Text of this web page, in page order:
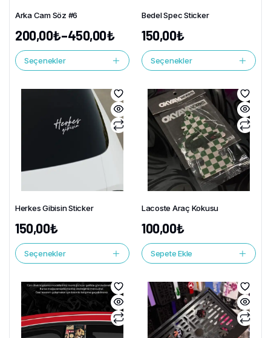
Arka Cam Söz #6
200,00₺–450,00₺
Seçenekler
Bedel Spec Sticker
150,00₺
Seçenekler
Herkes Gibisin Sticker
150,00₺
Seçenekler
Lacoste Araç Kokusu
100,00₺
Sepete Ekle